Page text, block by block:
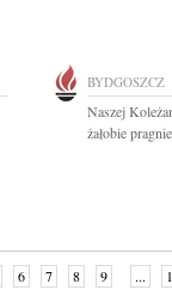
BYDGOSZCZ
Naszej
żałobie
6 7 8 9 ...